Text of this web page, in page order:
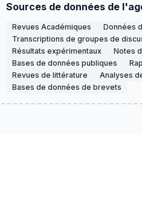
Sources de données de
Revues Académiques
Données
Transcriptions de groupes de
Résultats expérimentaux
Notes
Bases de données publiques
Revues de littérature
Analyses
Bases de données de brevets